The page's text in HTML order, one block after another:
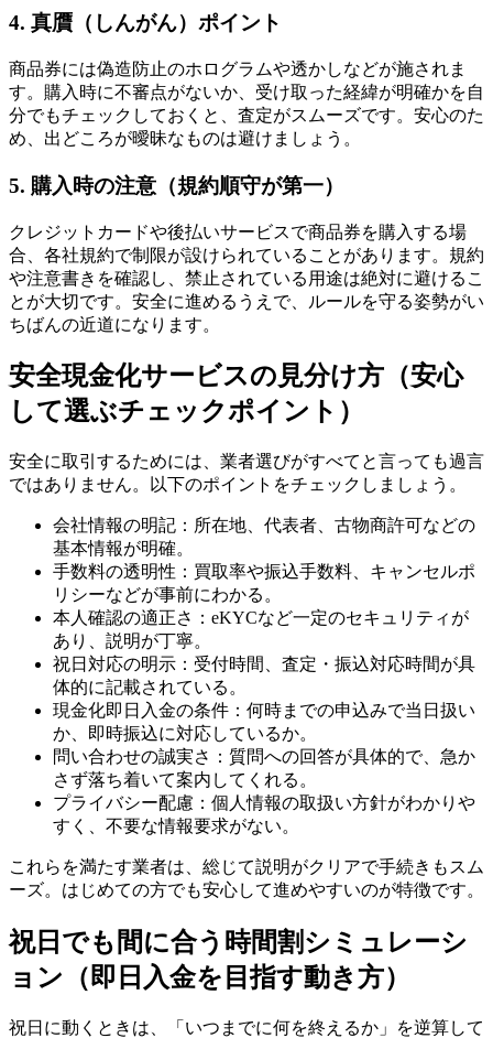
4. 真贋（しんがん）ポイント
商品券には偽造防止のホログラムや透かしなどが施されま
す。購入時に不審点がないか、受け取った経緯が明確かを自
分でもチェックしておくと、査定がスムーズです。安心のた
め、出どころが曖昧なものは避けましょう。
5. 購入時の注意（規約順守が第一）
クレジットカードや後払いサービスで商品券を購入する場
合、各社規約で制限が設けられていることがあります。規約
や注意書きを確認し、禁止されている用途は絶対に避けるこ
とが大切です。安全に進めるうえで、ルールを守る姿勢がい
ちばんの近道になります。
安全現金化サービスの見分け方（安心
して選ぶチェックポイント）
安全に取引するためには、業者選びがすべてと言っても過言
ではありません。以下のポイントをチェックしましょう。
会社情報の明記：所在地、代表者、古物商許可などの
基本情報が明確。
手数料の透明性：買取率や振込手数料、キャンセルポ
リシーなどが事前にわかる。
本人確認の適正さ：eKYCなど一定のセキュリティが
あり、説明が丁寧。
祝日対応の明示：受付時間、査定・振込対応時間が具
体的に記載されている。
現金化即日入金の条件：何時までの申込みで当日扱い
か、即時振込に対応しているか。
問い合わせの誠実さ：質問への回答が具体的で、急か
さず落ち着いて案内してくれる。
プライバシー配慮：個人情報の取扱い方針がわかりや
すく、不要な情報要求がない。
これらを満たす業者は、総じて説明がクリアで手続きもスム
ーズ。はじめての方でも安心して進めやすいのが特徴です。
祝日でも間に合う時間割シミュレーシ
ョン（即日入金を目指す動き方）
祝日に動くときは、「いつまでに何を終えるか」を逆算して